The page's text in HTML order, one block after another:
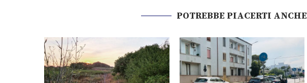
POTREBBE PIACERTI ANCHE